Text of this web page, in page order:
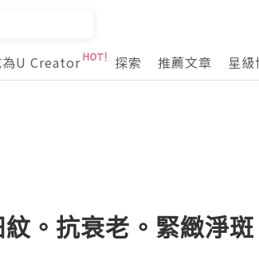
為U Creator 探索 推薦文章 星級
。抗衰老。緊緻淨